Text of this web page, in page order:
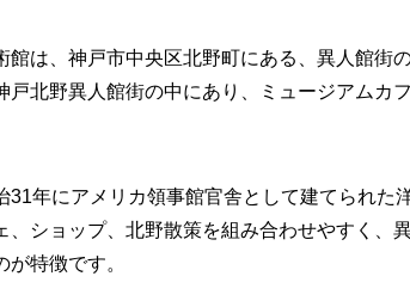
館は、神戸市中央区北野町にある、異人館街
戸北野異人館街の中にあり、ミュージアムカ
31年にアメリカ領事館官舎として建てられた
、ショップ、北野散策を組み合わせやすく、
が特徴です。